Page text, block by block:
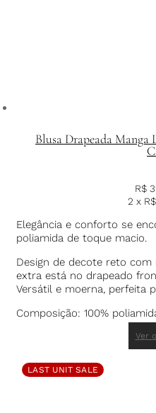
Blusa Drapeada
R$
2 x R$
Elegância e conforto se
poliamida de toque macio.
Design de decote reto com
extra está no drapeado
Versátil e moerna, perfeita
Composição: 100%
Ver
LAST UNIT SALE